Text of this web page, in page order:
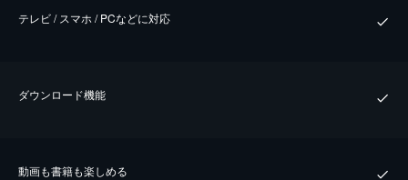
テレビ / スマホ / PCなどに対応
ダウンロード機能
動画も書籍も楽しめる